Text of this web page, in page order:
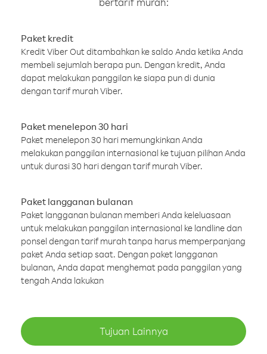
Paket kredit
Kredit Viber Out ditambahkan ke saldo Anda ketika Anda
membeli sejumlah berapa pun. Dengan kredit, Anda
dapat melakukan panggilan ke siapa pun di dunia
dengan tarif murah Viber.
Paket menelepon 30 hari
Paket menelepon 30 hari memungkinkan Anda
melakukan panggilan internasional ke tujuan pilihan Anda
untuk durasi 30 hari dengan tarif murah Viber.
Paket langganan bulanan
Paket langganan bulanan memberi Anda keleluasaan
untuk melakukan panggilan internasional ke landline dan
ponsel dengan tarif murah tanpa harus memperpanjang
paket Anda setiap saat. Dengan paket langganan
bulanan, Anda dapat menghemat pada panggilan yang
tengah Anda lakukan
Tujuan Lainnya